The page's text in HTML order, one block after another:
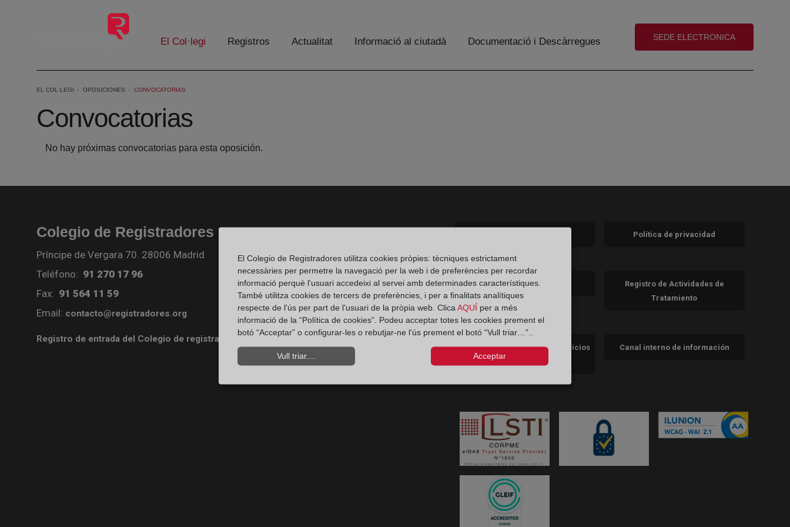
Salta al contingut principal
El Col·legi Registros Actualitat Informació al ciutadà Documentació i Descàrregues (abre en nueva ventana)
SEDE ELECTRONICA
EL COL·LEGI OPOSICIONES CONVOCATORIAS
Convocatorias
No hay próximas convocatorias para esta oposición.
Colegio de Registradores
Príncipe de Vergara 70. 28006 Madrid
Teléfono: 91 270 17 96
Fax: 91 564 11 59
Email: contacto@registradores.org
Registro de entrada del Colegio de registradores
Ir a Linkedin (abre en ventana nueva)
Ir al Blog (abre en ventana nueva)
Ir a Instagram (abre en ventana nueva)
Contacto Consumidores
Teléfono:900 10 11 41
Política de privacidad
Política de cookies
Registro de Actividades de
Tratamiento
Política de privacidad de servicios
registrales
Canal interno de información
El Colegio de Registradores utilitza cookies pròpies: tècniques estrictament
necessàries per permetre la navegació per la web i de preferències per recordar
informació perquè l'usuari accedeixi al servei amb determinades característiques.
També utilitza cookies de tercers de preferències, i per a finalitats analítiques
respecte de l'ús per part de l'usuari de la pròpia web. Clica AQUÍ per a més
informació de la “Política de cookies”. Podeu acceptar totes les cookies prement el
botó “Acceptar” o configurar-les o rebutjar-ne l'ús prement el botó “Vull triar…”..
Vull triar.... Acceptar